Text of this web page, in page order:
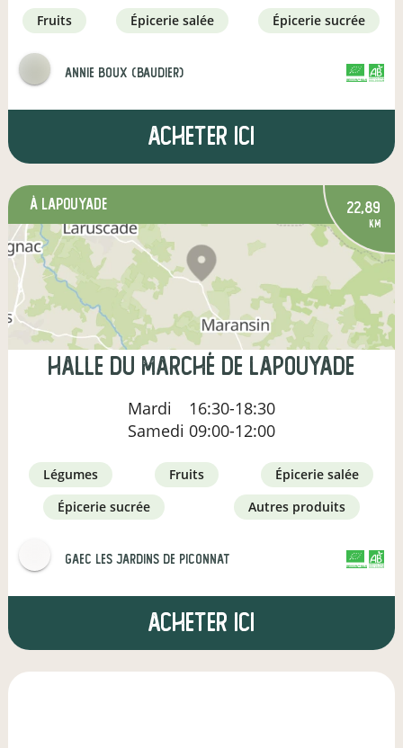
fruits épicerie salée épicerie sucrée
annie boux (baudier)
Acheter ici
à Lapouyade 22,89
km
Halle du marché de Lapouyade
Mardi
16:30-18:30
Samedi 09:00-12:00
légumes fruits
épicerie salée
épicerie sucrée
autres produits
GAEC Les Jardins de Piconnat
Acheter ici